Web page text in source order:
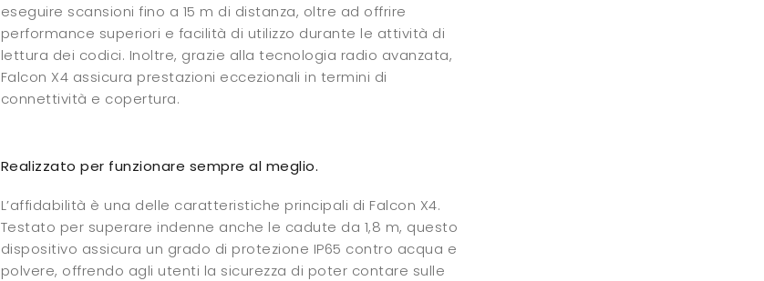
eseguire scansioni fino a 15 m di distanza, oltre ad offrire
performance superiori e facilità di utilizzo durante le attività di
lettura dei codici. Inoltre, grazie alla tecnologia radio avanzata,
Falcon X4 assicura prestazioni eccezionali in termini di
connettività e copertura.
Realizzato per funzionare sempre al meglio.
L’affidabilità è una delle caratteristiche principali di Falcon X4.
Testato per superare indenne anche le cadute da 1,8 m, questo
dispositivo assicura un grado di protezione IP65 contro acqua e
polvere, offrendo agli utenti la sicurezza di poter contare sulle